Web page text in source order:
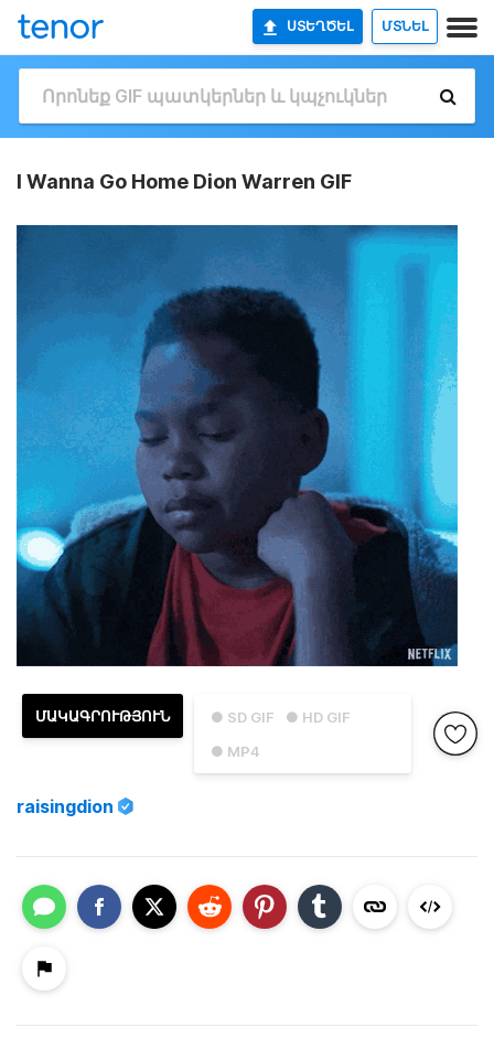
ՍՏԵՂԾԵԼ ՄՏՆԵԼ
I Wanna Go Home Dion Warren GIF
● SD GIF
● HD GIF
● MP4
ՄԱԿԱԳՐՈՒԹՅՈՒՆ
raisingdion